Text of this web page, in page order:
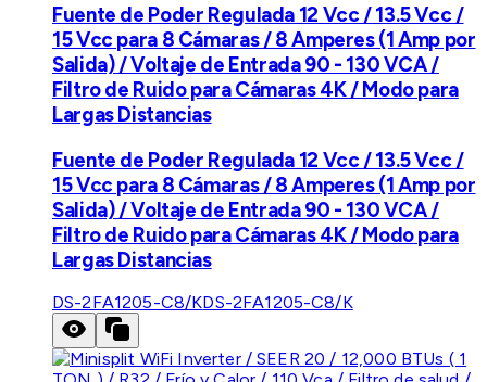
Fuente de Poder Regulada 12 Vcc / 13.5 Vcc /
15 Vcc para 8 Cámaras / 8 Amperes (1 Amp por
Salida) / Voltaje de Entrada 90 - 130 VCA /
Filtro de Ruido para Cámaras 4K / Modo para
Largas Distancias
Fuente de Poder Regulada 12 Vcc / 13.5 Vcc /
15 Vcc para 8 Cámaras / 8 Amperes (1 Amp por
Salida) / Voltaje de Entrada 90 - 130 VCA /
Filtro de Ruido para Cámaras 4K / Modo para
Largas Distancias
DS-2FA1205-C8/KDS-2FA1205-C8/K